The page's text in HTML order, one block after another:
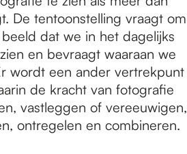
De tentoonstelling vraagt om
dat we in het dagelijks
en bevraagt waaraan we
wordt een ander vertrekpunt
de kracht van fotografie
vastleggen of vereeuwigen,
ontregelen en combineren.